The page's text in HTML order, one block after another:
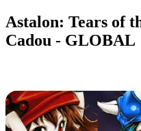
Astalon: Tears of
Cadou - GLOBAL